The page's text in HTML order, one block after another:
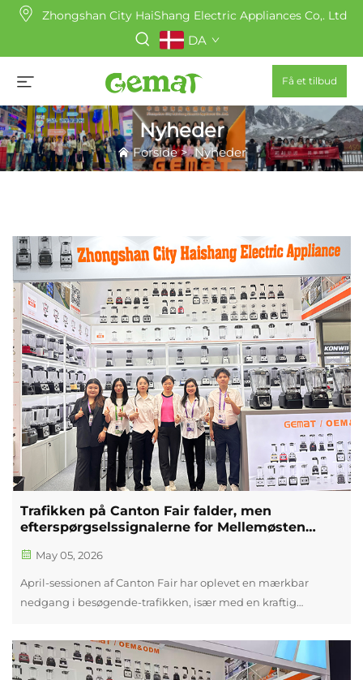
Zhongshan City HaiShang Electric Appliances Co,. Ltd
DA
Få et tilbud
Nyheder
Forside>Nyheder
Trafikken på Canton Fair falder, men
efterspørgselssignalerne for Mellemøsten
May 05, 2026
April-sessionen af Canton Fair har oplevet en mærkbar
nedgang i besøgende-trafikken, især med en kraftig
år virkede udstillingshalerne mere rolige, og på-stedet-
transaktioner blev langsommere ...